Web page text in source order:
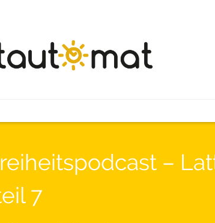
–
7